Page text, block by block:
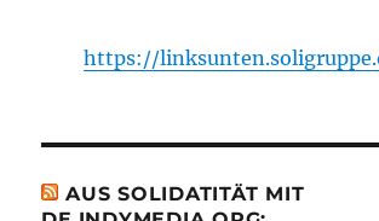
https://
AUS SOLIDATITÄT MIT